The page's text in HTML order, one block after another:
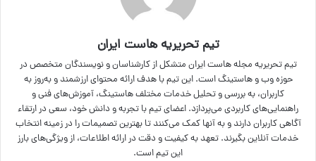
تیم تحریریه هاست ایران
تیم تحریریه مجله هاست ایران متشکل از کارشناسان و نویسندگان متخصص در
حوزه وب و هاستینگ است. این تیم با هدف ارائه محتوای ارزشمند و به‌روز به
کاربران، به بررسی و تحلیل خدمات مختلف هاستینگ، آموزش‌های فنی و
راهنمایی‌های کاربردی می‌پردازد. اعضای تیم با تجربه و دانش خود، سعی در ارتقاء
آگاهی کاربران دارند و به آنها کمک می‌کنند تا بهترین تصمیمات را در زمینه انتخاب
خدمات آنلاین بگیرند. تعهد به کیفیت و دقت در ارائه اطلاعات، از ویژگی‌های بارز
این تیم است.